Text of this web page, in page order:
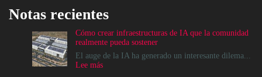
Notas recientes
Cómo crear infraestructuras de IA que la comunidad
realmente pueda sostener
El auge de la IA ha generado un interesante dilema...
Lee más: